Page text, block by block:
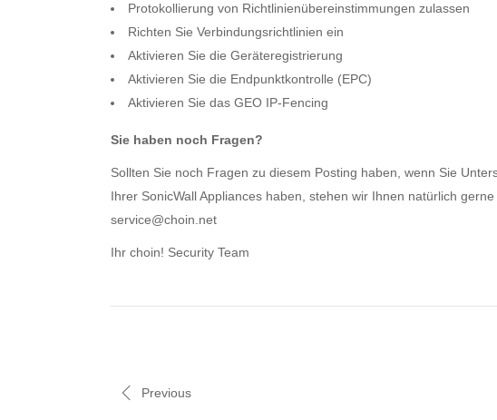
Protokollierung von Richtlinienübereinstimmungen zulassen
Richten Sie Verbindungsrichtlinien ein
Aktivieren Sie die Geräteregistrierung
Aktivieren Sie die Endpunktkontrolle (EPC)
Aktivieren Sie das GEO IP-Fencing
Sie haben noch Fragen?
Sollten Sie noch Fragen zu diesem Posting haben, wenn Sie
Ihrer SonicWall Appliances haben, stehen wir Ihnen natürlich
service@choin.net
Ihr choin! Security Team
Previous